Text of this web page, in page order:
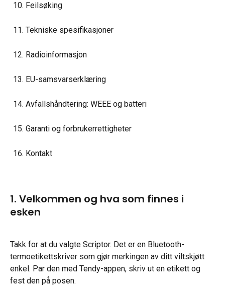
Feilsøking
Tekniske spesifikasjoner
Radioinformasjon
EU-samsvarserklæring
Avfallshåndtering: WEEE og batteri
Garanti og forbrukerrettigheter
Kontakt
1. Velkommen og hva som finnes i
esken
Takk for at du valgte Scriptor. Det er en Bluetooth-
termoetikettskriver som gjør merkingen av ditt viltskjøtt
enkel. Par den med Tendy-appen, skriv ut en etikett og
fest den på posen.